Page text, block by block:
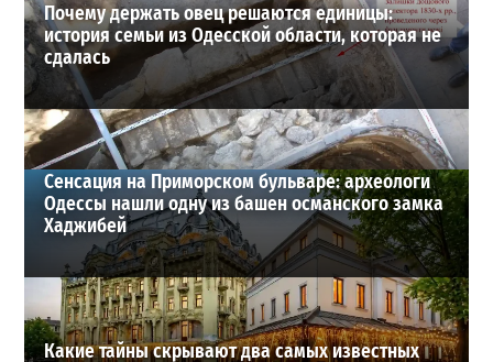
Почему держать овец решаются единицы:
история семьи из Одесской области, которая не
сдалась
Сенсация на Приморском бульваре: археологи
Одессы нашли одну из башен османского замка
Хаджибей
Какие тайны скрывают два самых известных